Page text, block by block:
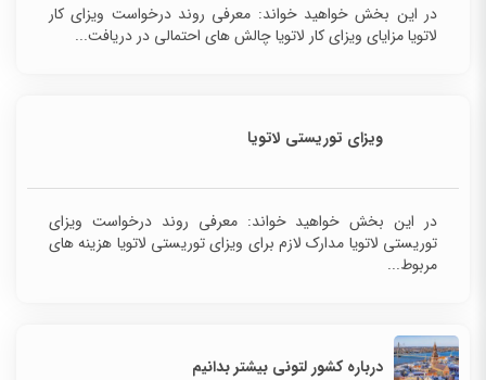
در این بخش خواهید خواند: معرفی روند درخواست ویزای کار
لاتویا مزایای ویزای کار لاتویا چالش های احتمالی در دریافت...
ویزای توریستی لاتویا
در این بخش خواهید خواند: معرفی روند درخواست ویزای
توریستی لاتویا مدارک لازم برای ویزای توریستی لاتویا هزینه های
مربوط...
درباره کشور لتونی بیشتر بدانیم